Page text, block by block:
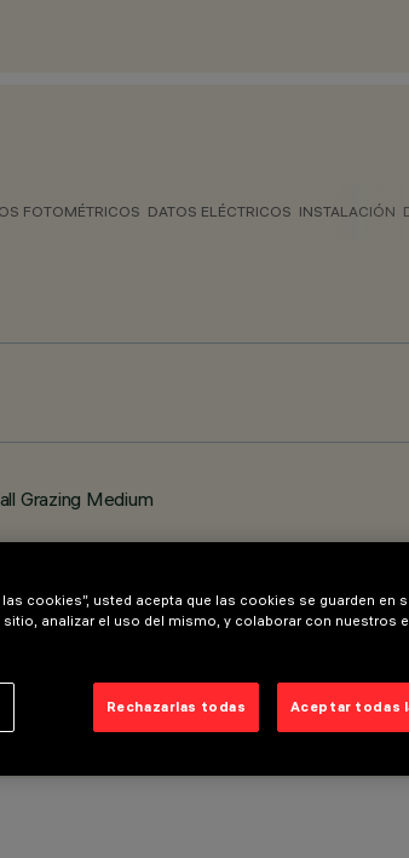
FOTOMÉTRICOS DATOS ELÉCTRICOS INSTALACIÓN
Grazing Medium
cookies”, usted acepta que las cookies se guarden en
analizar el uso del mismo, y colaborar con nuestros
Rechazarlas todas Aceptar todas